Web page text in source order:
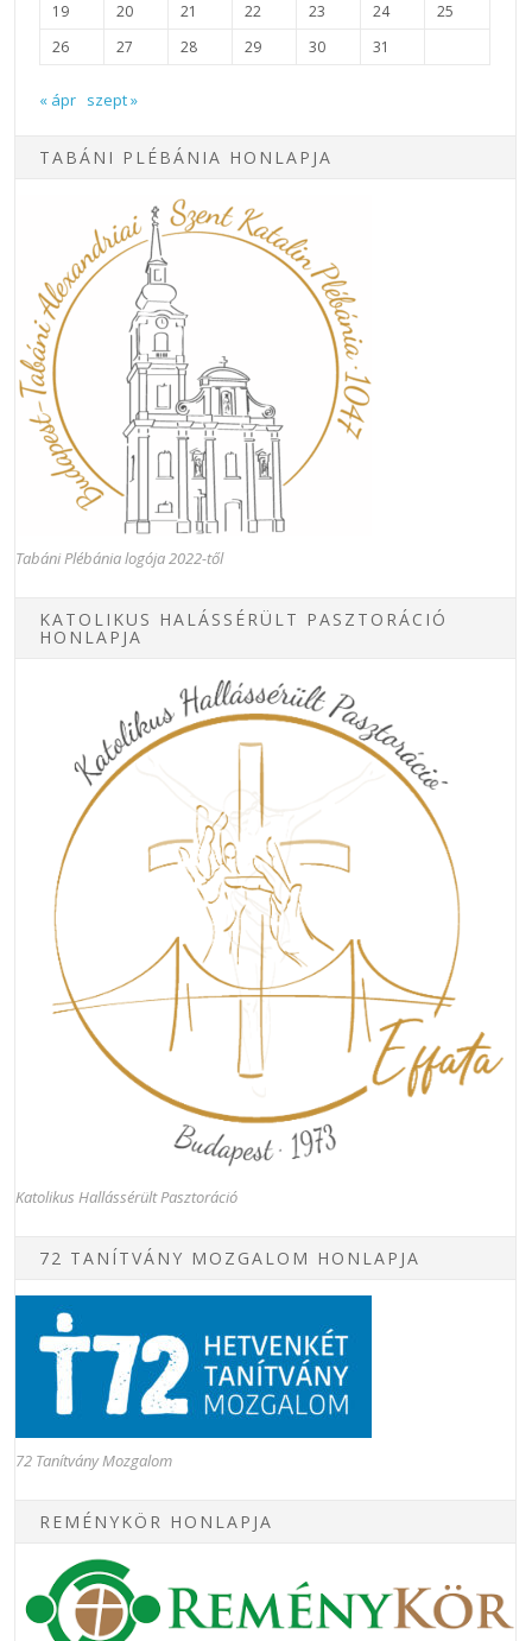
19
20 21 22 23 24
25
26
27 28 29 30 31
« ápr szept »
TABÁNI PLÉBÁNIA HONLAPJA
Tabáni Plébánia logója 2022-től
KATOLIKUS HALÁSSÉRÜLT PASZTORÁCIÓ
HONLAPJA
Katolikus Hallássérült Pasztoráció
72 TANÍTVÁNY MOZGALOM HONLAPJA
72 Tanítvány Mozgalom
REMÉNYKÖR HONLAPJA